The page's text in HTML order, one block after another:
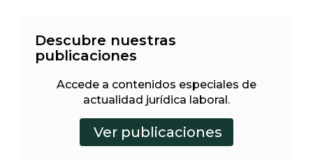
Descubre nuestras
publicaciones
Accede a contenidos especiales de
actualidad jurídica laboral.